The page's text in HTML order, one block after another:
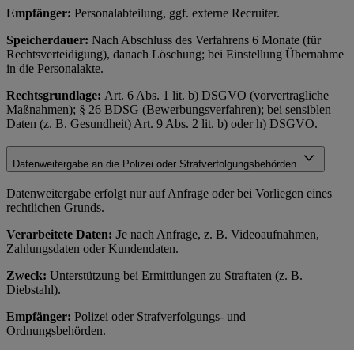
Empfänger: Personalabteilung, ggf. externe Recruiter.
Speicherdauer: Nach Abschluss des Verfahrens 6 Monate (für
Rechtsverteidigung), danach Löschung; bei Einstellung Übernahme
in die Personalakte.
Rechtsgrundlage: Art. 6 Abs. 1 lit. b) DSGVO (vorvertragliche
Maßnahmen); § 26 BDSG (Bewerbungsverfahren); bei sensiblen
Daten (z. B. Gesundheit) Art. 9 Abs. 2 lit. b) oder h) DSGVO.
Datenweitergabe an die Polizei oder Strafverfolgungsbehörden
Datenweitergabe erfolgt nur auf Anfrage oder bei Vorliegen eines
rechtlichen Grunds.
Verarbeitete Daten: Je nach Anfrage, z. B. Videoaufnahmen,
Zahlungsdaten oder Kundendaten.
Zweck: Unterstützung bei Ermittlungen zu Straftaten (z. B.
Diebstahl).
Empfänger: Polizei oder Strafverfolgungs- und
Ordnungsbehörden.